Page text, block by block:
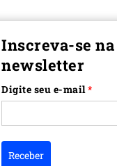
Inscreva-se na
newsletter
Digite seu e-mail*
Receber